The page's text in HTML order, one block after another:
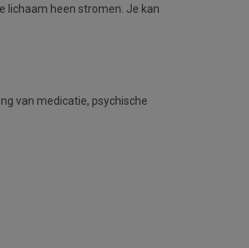
lichaam heen stromen. Je kan
van medicatie, psychische